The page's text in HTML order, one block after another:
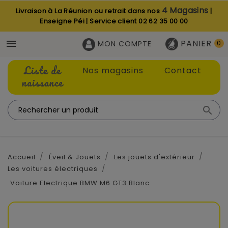
Livraison à La Réunion ou retrait dans nos 4 Magasins |
Enseigne Péi | Service client02 62 35 00 00
 PANIER 0
MON COMPTE
Liste de
naissance
Nos magasins Contact

Accueil Éveil & Jouets
Les jouets d'extérieur
Les voitures électriques
Voiture Electrique BMW M6 GT3 Blanc